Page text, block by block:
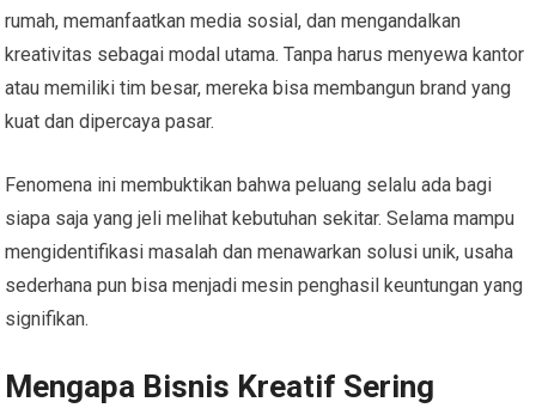
rumah, memanfaatkan media sosial, dan mengandalkan
kreativitas sebagai modal utama. Tanpa harus menyewa kantor
atau memiliki tim besar, mereka bisa membangun brand yang
kuat dan dipercaya pasar.
Fenomena ini membuktikan bahwa peluang selalu ada bagi
siapa saja yang jeli melihat kebutuhan sekitar. Selama mampu
mengidentifikasi masalah dan menawarkan solusi unik, usaha
sederhana pun bisa menjadi mesin penghasil keuntungan yang
signifikan.
Mengapa Bisnis Kreatif Sering